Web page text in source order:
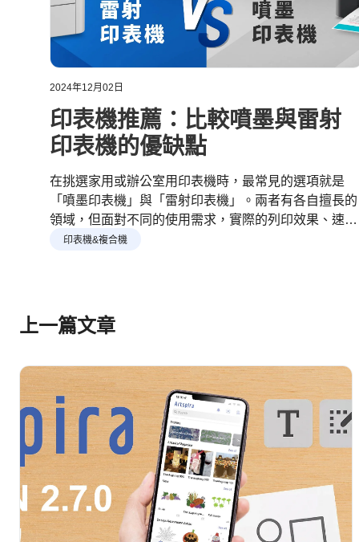
2024年12月02日
印表機推薦：比較噴墨與雷射
印表機的優缺點
在挑選家用或辦公室用印表機時，最常見的選項就是
「噴墨印表機」與「雷射印表機」。兩者有各自擅長的
領域，但面對不同的使用需求，實際的列印效果、速度
與成本可能會有很大差異。因此必須要先了解它們的主
印表機&複合機
上一篇文章